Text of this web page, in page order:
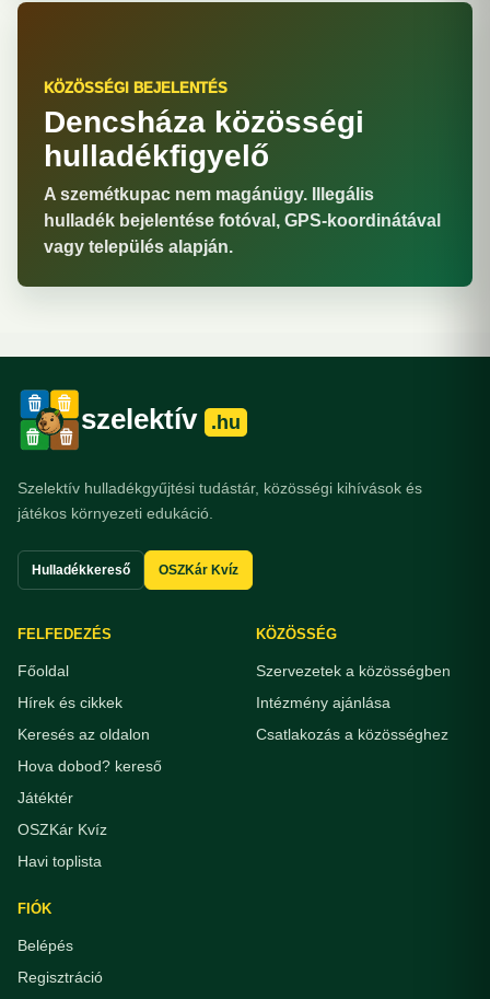
KÖZÖSSÉGI BEJELENTÉS
Dencsháza közösségi
hulladékfigyelő
A szemétkupac nem magánügy. Illegális
hulladék bejelentése fotóval, GPS-koordinátával
vagy település alapján.
szelektív .hu
Szelektív hulladékgyűjtési tudástár, közösségi kihívások és
játékos környezeti edukáció.
Hulladékkereső OSZKár Kvíz
FELFEDEZÉS
Főoldal
Hírek és cikkek
Keresés az oldalon
Hova dobod? kereső
Játéktér
OSZKár Kvíz
Havi toplista
KÖZÖSSÉG
Szervezetek a közösségben
Intézmény ajánlása
Csatlakozás a közösséghez
FIÓK
Belépés
Regisztráció